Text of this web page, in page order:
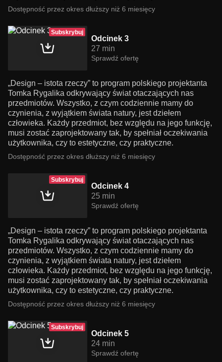
Dostępność przez okres dłuższy niż 6 miesięcy
Subskrybuj
Odcinek 3
27 min
Sprawdź ofertę
„Design – istota rzeczy” to program polskiego projektanta
Tomka Rygalika odkrywający świat otaczających nas
przedmiotów. Wszystko, z czym codziennie mamy do
czynienia, z wyjątkiem świata natury, jest dziełem
człowieka. Każdy przedmiot, bez względu na jego funkcję,
musi zostać zaprojektowany tak, by spełniał oczekiwania
użytkownika, czy to estetyczne, czy praktyczne.
Dostępność przez okres dłuższy niż 6 miesięcy
Subskrybuj
Odcinek 4
25 min
Sprawdź ofertę
„Design – istota rzeczy” to program polskiego projektanta
Tomka Rygalika odkrywający świat otaczających nas
przedmiotów. Wszystko, z czym codziennie mamy do
czynienia, z wyjątkiem świata natury, jest dziełem
człowieka. Każdy przedmiot, bez względu na jego funkcję,
musi zostać zaprojektowany tak, by spełniał oczekiwania
użytkownika, czy to estetyczne, czy praktyczne.
Dostępność przez okres dłuższy niż 6 miesięcy
Subskrybuj
Odcinek 5
24 min
Sprawdź ofertę